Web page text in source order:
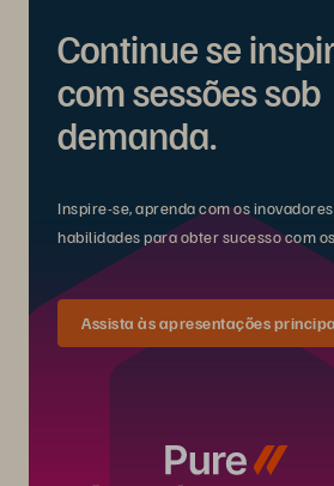
Continue se
com sessões sob
demanda.
Inspire-se, aprenda com os inovadores
habilidades para obter sucesso com
Assista às apresentações